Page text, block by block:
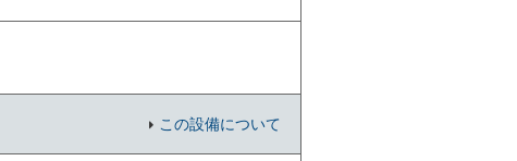
この設備について